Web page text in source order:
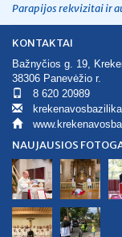
Parapijos rekvizitai ir
KONTAKTAI
Bažnyčios g. 19,
38306 Panevėžio r.
8 620 20989
NAUJAUSIOS